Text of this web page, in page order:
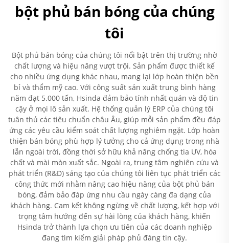
bột phủ bán bóng của chúng
tôi
Bột phủ bán bóng của chúng tôi nổi bật trên thị trường nhờ
chất lượng và hiệu năng vượt trội. Sản phẩm được thiết kế
cho nhiều ứng dụng khác nhau, mang lại lớp hoàn thiện bền
bỉ và thẩm mỹ cao. Với công suất sản xuất trung bình hàng
năm đạt 5.000 tấn, Hsinda đảm bảo tính nhất quán và độ tin
cậy ở mọi lô sản xuất. Hệ thống quản lý ERP của chúng tôi
tuân thủ các tiêu chuẩn châu Âu, giúp mỗi sản phẩm đều đáp
ứng các yêu cầu kiểm soát chất lượng nghiêm ngặt. Lớp hoàn
thiện bán bóng phù hợp lý tưởng cho cả ứng dụng trong nhà
lẫn ngoài trời, đồng thời sở hữu khả năng chống tia UV, hóa
chất và mài mòn xuất sắc. Ngoài ra, trung tâm nghiên cứu và
phát triển (R&D) sáng tạo của chúng tôi liên tục phát triển các
công thức mới nhằm nâng cao hiệu năng của bột phủ bán
bóng, đảm bảo đáp ứng nhu cầu ngày càng đa dạng của
khách hàng. Cam kết không ngừng về chất lượng, kết hợp với
trọng tâm hướng đến sự hài lòng của khách hàng, khiến
Hsinda trở thành lựa chọn ưu tiên của các doanh nghiệp
đang tìm kiếm giải pháp phủ đáng tin cậy.